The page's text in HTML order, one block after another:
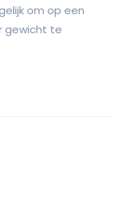
om op een
gewicht te